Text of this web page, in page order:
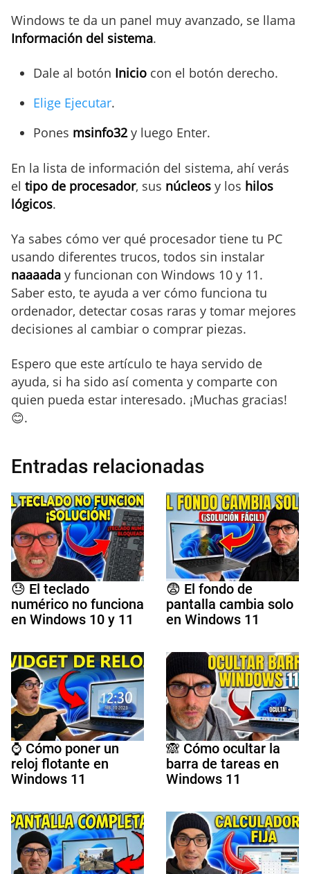
Windows te da un panel muy avanzado, se llama
Información del sistema.
Dale al botón Inicio con el botón derecho.
Elige Ejecutar.
Pones msinfo32 y luego Enter.
En la lista de información del sistema, ahí verás
el tipo de procesador, sus núcleos y los hilos
lógicos.
Ya sabes cómo ver qué procesador tiene tu PC
usando diferentes trucos, todos sin instalar
naaaada y funcionan con Windows 10 y 11.
Saber esto, te ayuda a ver cómo funciona tu
ordenador, detectar cosas raras y tomar mejores
decisiones al cambiar o comprar piezas.
Espero que este artículo te haya servido de
ayuda, si ha sido así comenta y comparte con
quien pueda estar interesado. ¡Muchas gracias!
😊.
Entradas relacionadas
😓 El teclado
numérico no funciona
en Windows 10 y 11
😨 El fondo de
pantalla cambia solo
en Windows 11
⌚ Cómo poner un
reloj flotante en
Windows 11
🙈 Cómo ocultar la
barra de tareas en
Windows 11